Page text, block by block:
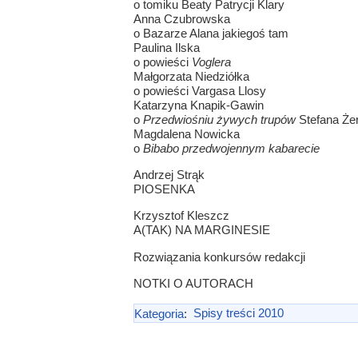
o tomiku Beaty Patrycji Klary
Anna Czubrowska
o Bazarze Alana jakiegoś tam
Paulina Ilska
o powieści Voglera
Małgorzata Niedziółka
o powieści Vargasa Llosy
Katarzyna Knapik-Gawin
o Przedwiośniu żywych trupówStefana
Magdalena Nowicka
o Bibabo przedwojennym kabarecie
Andrzej Strąk
PIOSENKA
Krzysztof Kleszcz
A(TAK) NA MARGINESIE
Rozwiązania konkursów redakcji
NOTKI O AUTORACH
Kategoria: Spisy treści 2010